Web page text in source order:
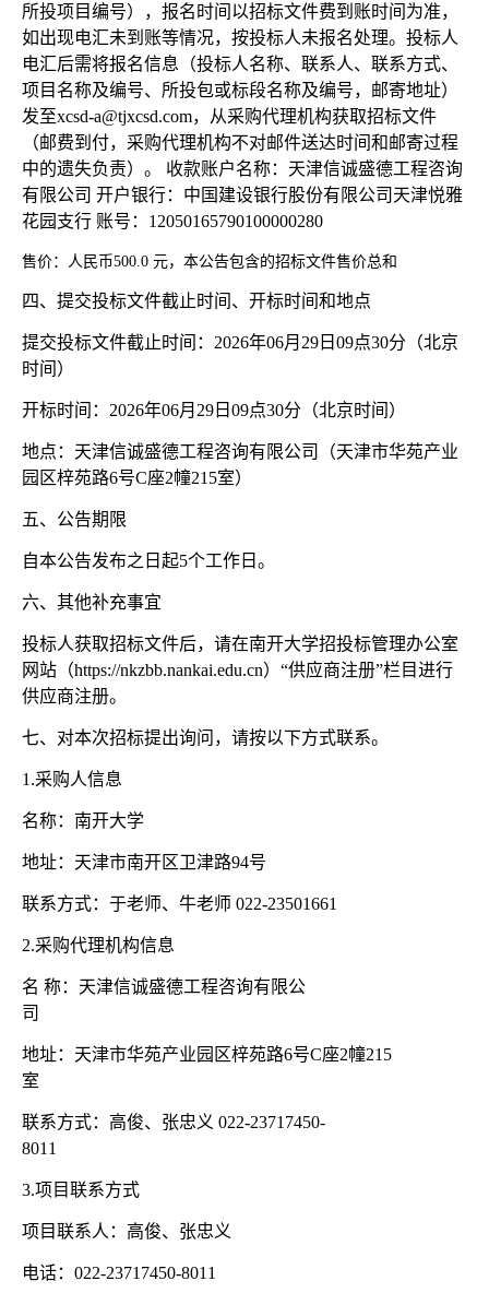
所投项目编号），报名时间以招标文件费到账时间为准，
如出现电汇未到账等情况，按投标人未报名处理。投标人
电汇后需将报名信息（投标人名称、联系人、联系方式、
项目名称及编号、所投包或标段名称及编号，邮寄地址）
发至xcsd-a@tjxcsd.com，从采购代理机构获取招标文件
（邮费到付，采购代理机构不对邮件送达时间和邮寄过程
中的遗失负责）。 收款账户名称：天津信诚盛德工程咨询
有限公司 开户银行：中国建设银行股份有限公司天津悦雅
花园支行 账号：12050165790100000280
售价： 人民币500.0 元，本公告包含的招标文件售价总和
四、提交投标文件截止时间、开标时间和地点
提交投标文件截止时间： 2026年06月29日09点30分（北京
时间）
开标时间： 2026年06月29日09点30分（北京时间）
地点：天津信诚盛德工程咨询有限公司（天津市华苑产业
园区梓苑路6号C座2幢215室）
五、公告期限
自本公告发布之日起5个工作日。
六、其他补充事宜
投标人获取招标文件后，请在南开大学招投标管理办公室
网站（https://nkzbb.nankai.edu.cn）“供应商注册”栏目进行
供应商注册。
七、对本次招标提出询问，请按以下方式联系。
1.采购人信息
名称：南开大学
地址：天津市南开区卫津路94号
联系方式：于老师、牛老师 022-23501661
2.采购代理机构信息
名 称：天津信诚盛德工程咨询有限公
司
地址：天津市华苑产业园区梓苑路6号C座2幢215
室
联系方式：高俊、张忠义 022-23717450-
8011
3.项目联系方式
项目联系人：高俊、张忠义
电话： 022-23717450-8011